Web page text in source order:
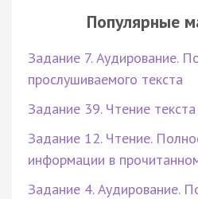
Популярные
Задание 7. Аудирование.
прослушиваемого текста
Задание 39. Чтение текста
Задание 12. Чтение.
информации в
Задание 4. Аудирование.